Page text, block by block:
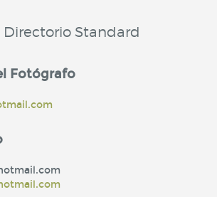
Directorio Standard
Fotógrafo